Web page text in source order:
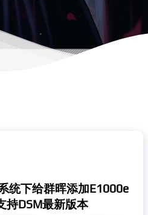
统下给群晖添加E1000e
持DSM最新版本